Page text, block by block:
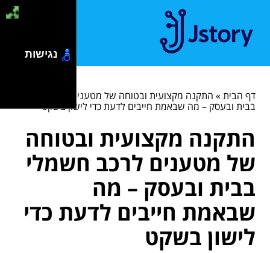
דף הבית» התקנה מקצועית ובטוחה של מטענים לרכב חשמלי
בבית ובעסק – מה שבאמת חייבים לדעת כדי לישון בשקט
התקנה מקצועית ובטוחה
של מטענים לרכב חשמלי
בבית ובעסק – מה
שבאמת חייבים לדעת כדי
לישון בשקט
נגישות